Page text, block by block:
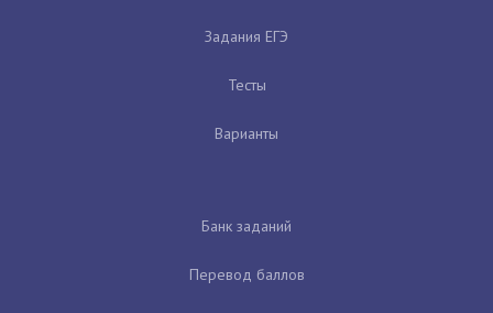
Задания ЕГЭ
Тесты
Варианты
Банк заданий
Перевод баллов